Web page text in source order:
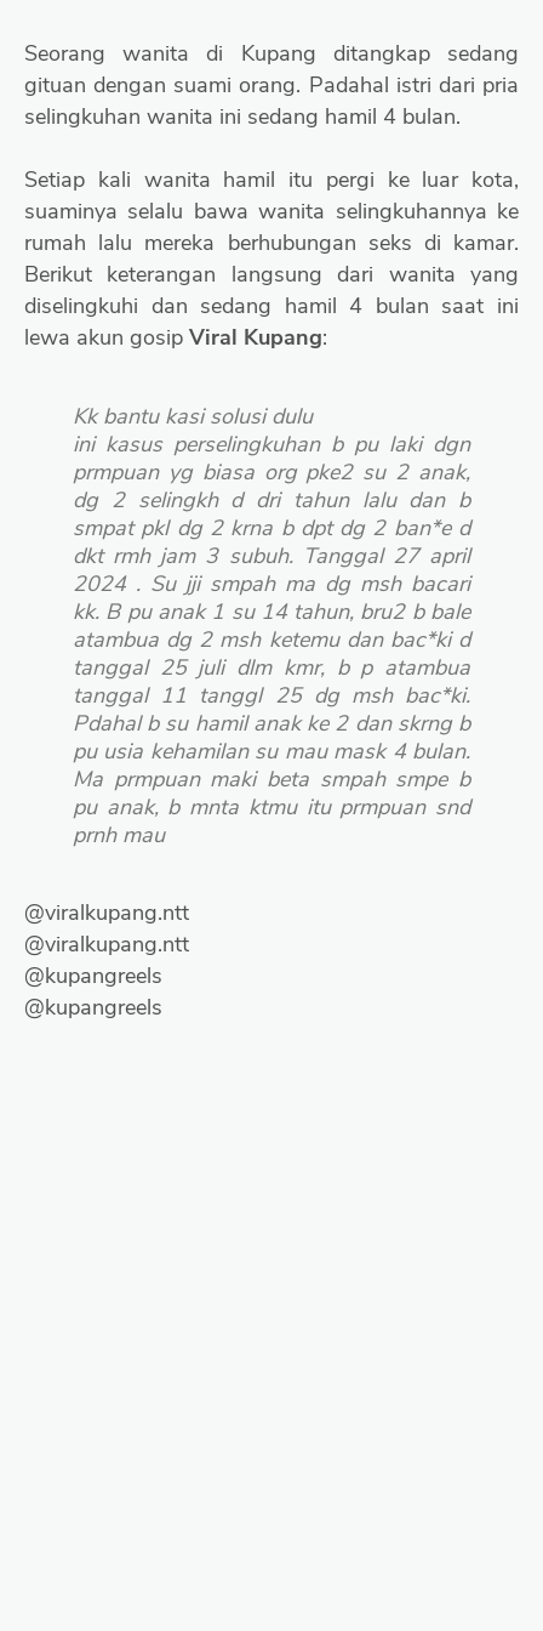
Seorang wanita di Kupang ditangkap sedang
gituan dengan suami orang. Padahal istri dari pria
selingkuhan wanita ini sedang hamil 4 bulan.
Setiap kali wanita hamil itu pergi ke luar kota,
suaminya selalu bawa wanita selingkuhannya ke
rumah lalu mereka berhubungan seks di kamar.
Berikut keterangan langsung dari wanita yang
diselingkuhi dan sedang hamil 4 bulan saat ini
lewa akun gosip Viral Kupang:
Kk bantu kasi solusi dulu
ini kasus perselingkuhan b pu laki dgn
prmpuan yg biasa org pke2 su 2 anak,
dg 2 selingkh d dri tahun lalu dan b
smpat pkl dg 2 krna b dpt dg 2 ban*e d
dkt rmh jam 3 subuh. Tanggal 27 april
2024 . Su jji smpah ma dg msh bacari
kk. B pu anak 1 su 14 tahun, bru2 b bale
atambua dg 2 msh ketemu dan bac*ki d
tanggal 25 juli dlm kmr, b p atambua
tanggal 11 tanggl 25 dg msh bac*ki.
Pdahal b su hamil anak ke 2 dan skrng b
pu usia kehamilan su mau mask 4 bulan.
Ma prmpuan maki beta smpah smpe b
pu anak, b mnta ktmu itu prmpuan snd
prnh mau
@viralkupang.ntt
@viralkupang.ntt
@kupangreels
@kupangreels